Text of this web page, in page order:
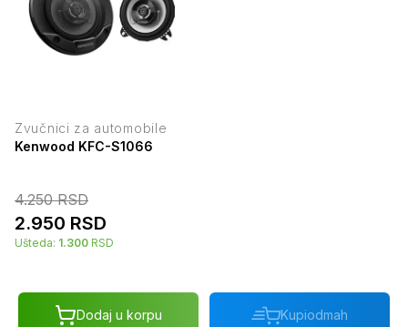
Zvučnici za automobile
Kenwood KFC-S1066
4.250RSD
2.950 RSD
Ušteda: 1.300 RSD
Dodaj u korpu Kupiodmah